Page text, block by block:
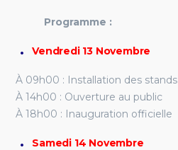
Programme :
Vendredi 13 Novembre
À 09h00 : Installation des stands
À 14h00 : Ouverture au public
À 18h00 : Inauguration officielle
Samedi 14 Novembre